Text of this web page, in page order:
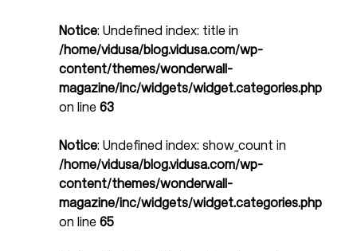
Notice: Undefined index: title in
/home/vidusa/blog.vidusa.com/wp-
content/themes/wonderwall-
magazine/inc/widgets/widget.categories.php
on line 63
Notice: Undefined index: show_count in
/home/vidusa/blog.vidusa.com/wp-
content/themes/wonderwall-
magazine/inc/widgets/widget.categories.php
on line 65